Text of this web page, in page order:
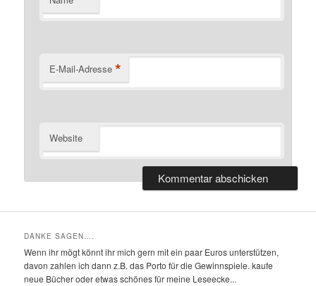
E-Mail-Adresse *
Website
DANKE SAGEN….
Wenn ihr mögt könnt ihr mich gern mit ein paar Euros unterstützen,
davon zahlen ich dann z.B. das Porto für die Gewinnspiele. kaufe
neue Bücher oder etwas schönes für meine Leseecke...